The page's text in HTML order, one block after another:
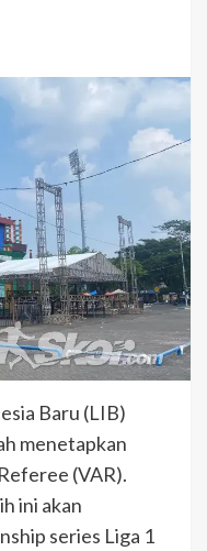
Baru (LIB)
menetapkan
(VAR).
ini akan
series Liga 1